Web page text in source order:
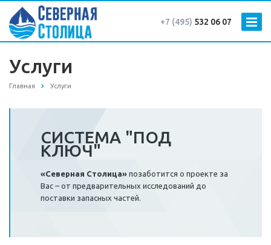
+7 (495) 532 06 07
Услуги
Главная Услуги
СИСТЕМА "ПОД
КЛЮЧ"
«Северная Столица» позаботится о проекте за
Вас – от предварительных исследований до
поставки запасных частей.